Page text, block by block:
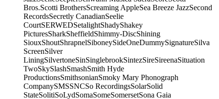
Bros.Scotti BrothersScreaming AppleSea Breeze JazzSecond
RecordsSecretly CanadianSeelie
CourtSERWEDSetalightShadyShakey
PicturesSharkSheffieldShimmy-DiscShining
SiouxShoutShrapnelSiboneySideOneDummySignatureSilva
ScreenSilver
LiningSilvertoneSinSinglebrookSintezSireSireenaSituation
TwoSkySlashSmashSmith Hyde
ProductionsSmithsonianSmoky Mary Phonograph
CompanySMSSNCSo RecordingsSolarSolid
StateSolitiSoLydSomaSomeSomersetSona Gaia